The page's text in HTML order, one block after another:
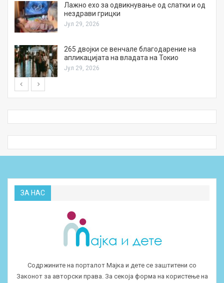
Лажно ехо за одвикнување од слатки и од
нездрави грицки
Јул 29, 2026
265 двојки се венчале благодарение на
апликацијата на владата на Токио
Јул 29, 2026
ЗА НАС
Содржините на порталот Мајка и дете се заштитени со
Законот за авторски права. За секоја форма на користење на